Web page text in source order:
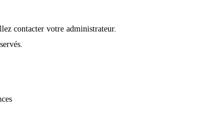
contacter votre administrateur.